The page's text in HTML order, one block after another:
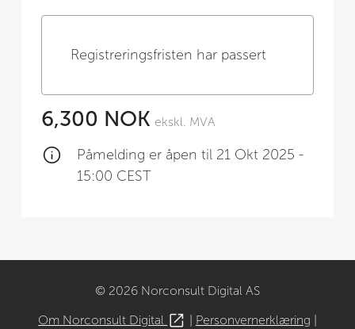
Registreringsfristen har passert
6,300 NOK ekskl. MVA
Påmelding er åpen til 21 Okt 2025 -
15:00 CEST
© 2026 Norconsult Digital AS
Om Norconsult Digital
| Personvernerklæring |